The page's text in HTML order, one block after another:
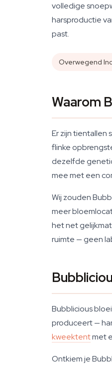
volledige
harsproductie
past.
Overwegend
Waarom
Er zijn tientallen
flinke
dezelfde
mee met een
Wij zouden
meer
het net
ruimte — geen
Bubblicious
produceert —
kweektentmet
Ontkiem je